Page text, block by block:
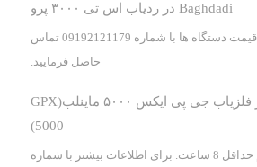
Baghdadi درردیاب اس تی ۳۰۰۰ پرو
برای اطلاع از قیمت دستگاه ها با شماره 09192121179 تماس
حاصل فرمایید.
فلزیاب جی پی ایکس ۵۰۰۰ ماینلب(GPX
5000)
سلام حداقل 8 ساعت. برای اطلاعات بیشتر با شماره